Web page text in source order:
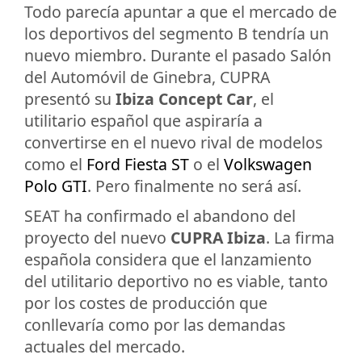
Todo parecía apuntar a que el mercado de
los deportivos del segmento B tendría un
nuevo miembro. Durante el pasado Salón
del Automóvil de Ginebra, CUPRA
presentó su Ibiza Concept Car, el
utilitario español que aspiraría a
convertirse en el nuevo rival de modelos
como el Ford Fiesta ST o el Volkswagen
Polo GTI. Pero finalmente no será así.
SEAT ha confirmado el abandono del
proyecto del nuevo CUPRA Ibiza. La firma
española considera que el lanzamiento
del utilitario deportivo no es viable, tanto
por los costes de producción que
conllevaría como por las demandas
actuales del mercado.